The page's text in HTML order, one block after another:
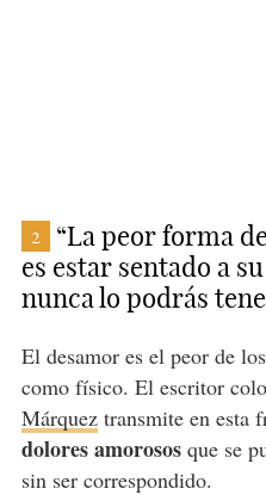
2
“La peor forma
es estar sentado a
nunca lo podrás
El desamor es el peor de
como físico. El escritor
Márqueztransmite en esta
dolores amorososque se
sin ser correspondido.